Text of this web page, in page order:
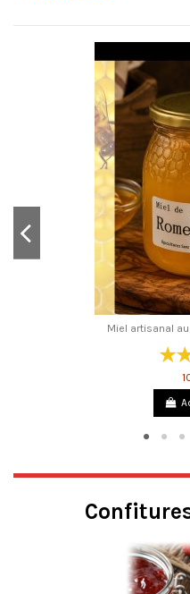
Miel artisanal